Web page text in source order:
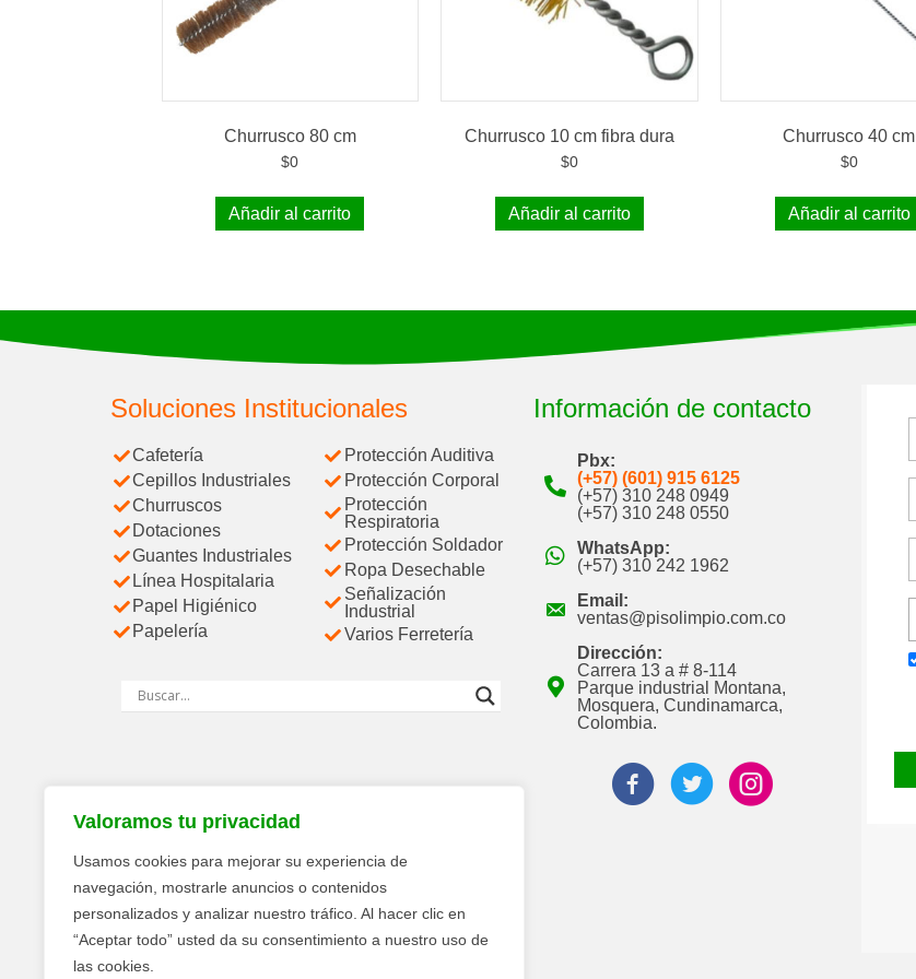
Valoramos tu privacidad
Usamos cookies para mejorar su experiencia de
navegación, mostrarle anuncios o contenidos
personalizados y analizar nuestro tráfico. Al hacer clic en
“Aceptar todo” usted da su consentimiento a nuestro uso de
las cookies.
Churrusco 80 cm
$0
Añadir al carrito
Churrusco 10 cm fibra dura
$0
Añadir al carrito
Churrusco 40 cm
$0
Añadir al carrito
Soluciones Institucionales
Cafetería
Cepillos Industriales
Churruscos
Dotaciones
Guantes Industriales
Línea Hospitalaria
Papel Higiénico
Papelería
Protección Auditiva
Protección Corporal
Protección
Respiratoria
Protección Soldador
Ropa Desechable
Señalización
Industrial
Varios Ferretería
Información de contacto
Pbx:
(+57) (601) 915 6125
(+57) 310 248 0949
(+57) 310 248 0550
WhatsApp:
(+57) 310 242 1962
Email:
ventas@pisolimpio.com.co
Dirección:
Carrera 13 a # 8-114
Parque industrial Montana,
Mosquera, Cundinamarca,
Colombia.